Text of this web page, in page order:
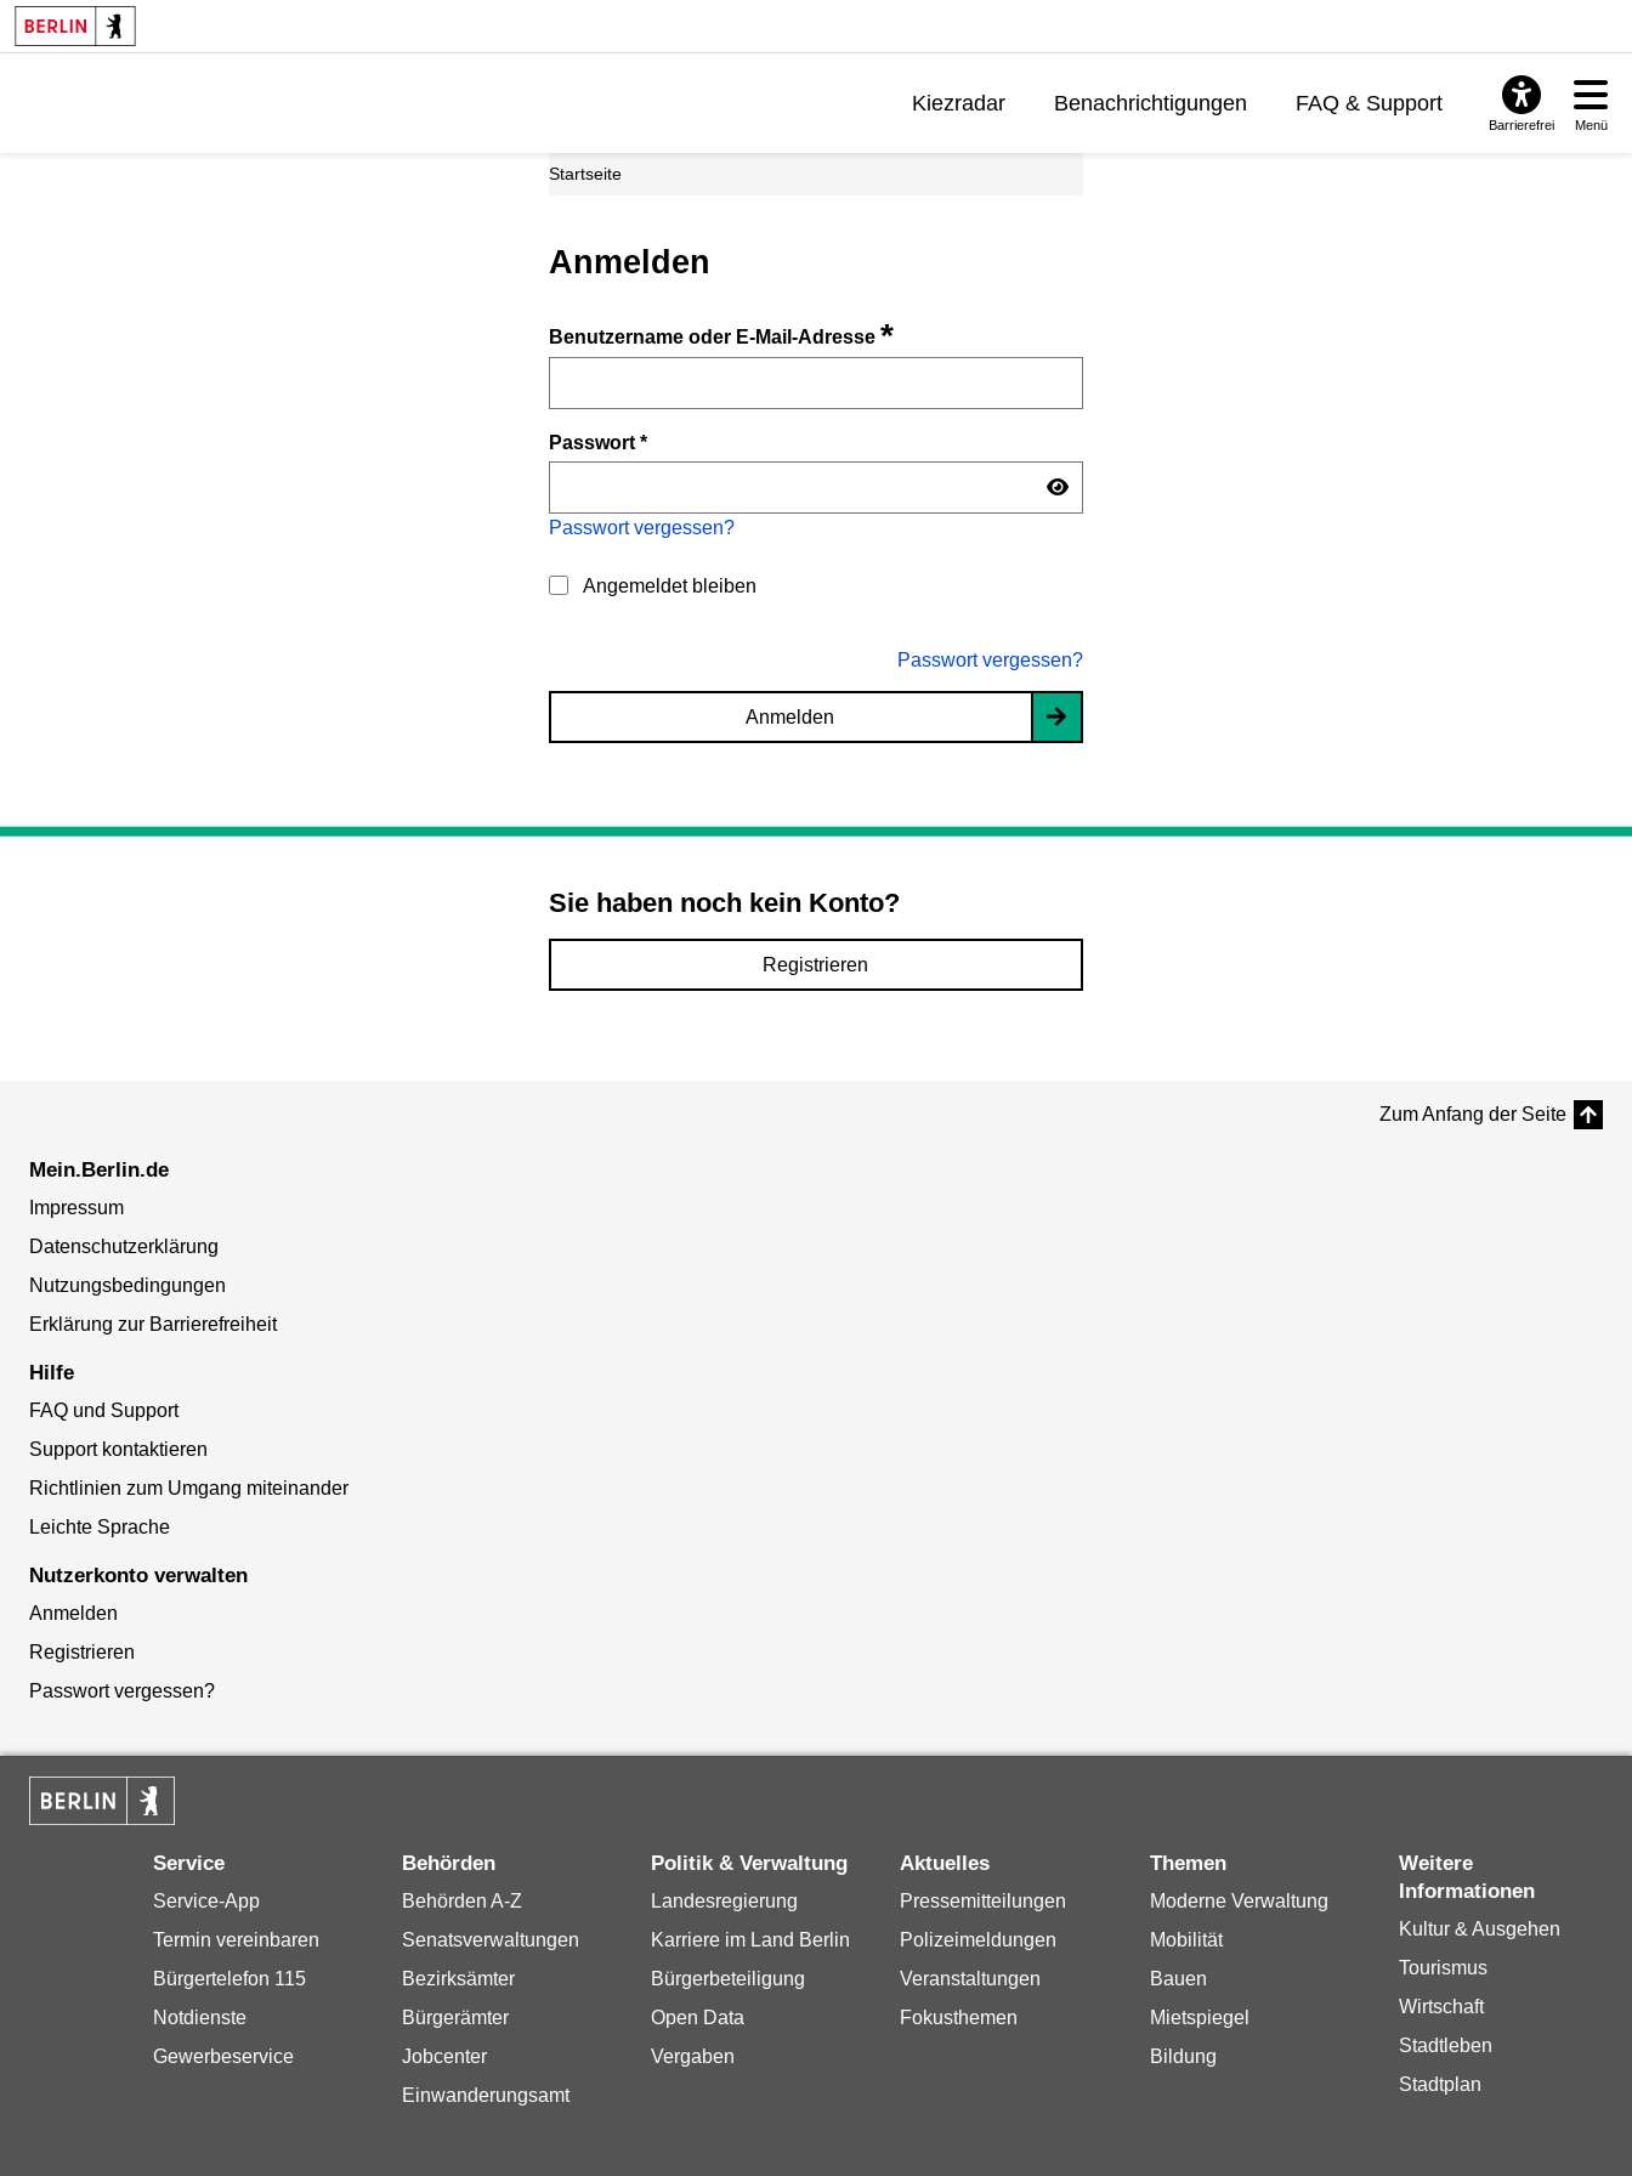
Kiezradar Benachrichtigungen FAQ & Support
Barrierefrei Menü
Startseite
Anmelden
Benutzername oder E-Mail-Adresse*
Passwort*
Passwort vergessen?
Angemeldet bleiben
Passwort vergessen?
Anmelden
Sie haben noch kein Konto?
Registrieren
Zum Anfang der Seite
Mein.Berlin.de
Impressum
Datenschutzerklärung
Nutzungsbedingungen
Erklärung zur Barrierefreiheit
Hilfe
FAQ und Support
Support kontaktieren
Richtlinien zum Umgang miteinander
Leichte Sprache
Nutzerkonto verwalten
Anmelden
Registrieren
Passwort vergessen?
Service
Service-App
Termin vereinbaren
Bürgertelefon 115
Notdienste
Gewerbeservice
Behörden
Behörden A-Z
Senatsverwaltungen
Bezirksämter
Bürgerämter
Jobcenter
Einwanderungsamt
Politik & Verwaltung
Landesregierung
Karriere im Land Berlin
Bürgerbeteiligung
Open Data
Vergaben
Aktuelles
Pressemitteilungen
Polizeimeldungen
Veranstaltungen
Fokusthemen
Themen
Moderne Verwaltung
Mobilität
Bauen
Mietspiegel
Bildung
Weitere
Informationen
Kultur & Ausgehen
Tourismus
Wirtschaft
Stadtleben
Stadtplan